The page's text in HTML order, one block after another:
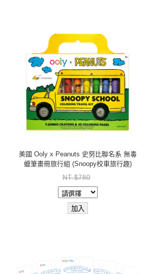
美國 Ooly x Peanuts 史努比聯名系 無毒
蠟筆畫冊旅行組 (Snoopy校車旅行趣)
NT.$780